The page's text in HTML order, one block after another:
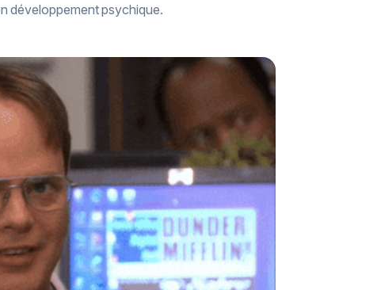
développement psychique.